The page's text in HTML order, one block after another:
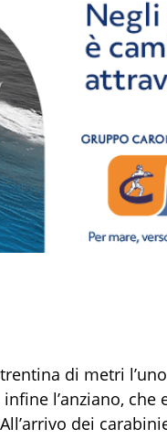
di metri
l’anziano,
dei